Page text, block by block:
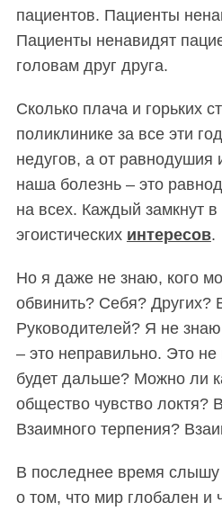
пациентов. Пациенты
Пациенты ненавидят
головам друг друга.
Сколько плача и горьких
поликлинике за все эти
недугов, а от равнодушия
наша болезнь– это
на всех. Каждый замкнут
эгоистических интересов.
Но я даже не знаю, кого
обвинить? Себя? Других?
Руководителей? Я не
– это неправильно. Это не
будет дальше? Можно ли
общество чувство локтя?В
Взаимного терпения?
В последнее время слышу
о том, что мир глобален и